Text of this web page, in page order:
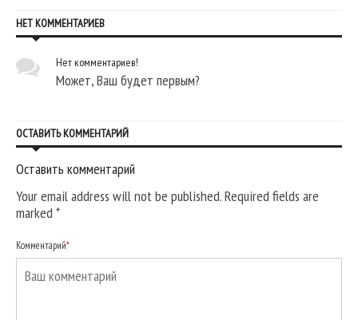
НЕТ КОММЕНТАРИЕВ
Нет комментариев!
Может, Ваш будет первым?
ОСТАВИТЬ КОММЕНТАРИЙ
Оставить комментарий
Your email address will not be published. Required fields are
marked*
Комментарий*